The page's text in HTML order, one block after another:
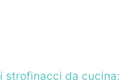
strofinacci da cucina: